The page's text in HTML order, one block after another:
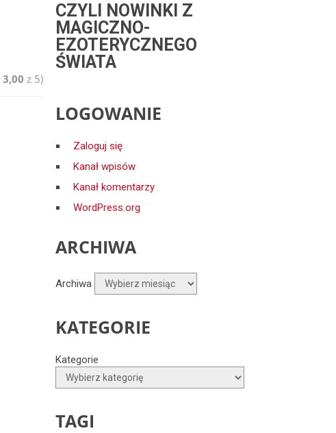
3,00 z 5)
CZYLI NOWINKI Z
MAGICZNO-
EZOTERYCZNEGO
ŚWIATA
LOGOWANIE
Zaloguj się
Kanał wpisów
Kanał komentarzy
WordPress.org
ARCHIWA
Archiwa
KATEGORIE
Kategorie
TAGI